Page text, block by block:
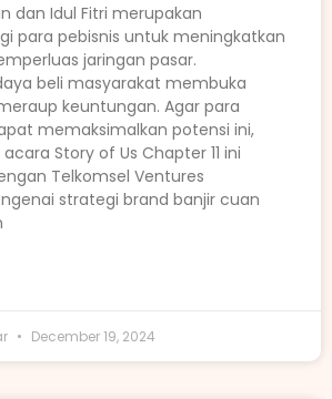
dan Idul Fitri merupakan
para pebisnis untuk meningkatkan
jaringan pasar.
beli masyarakat membuka
keuntungan. Agar para
memaksimalkan potensi ini,
Story of Us Chapter 11 ini
Telkomsel Ventures
strategi brand banjir cuan
December 19, 2024